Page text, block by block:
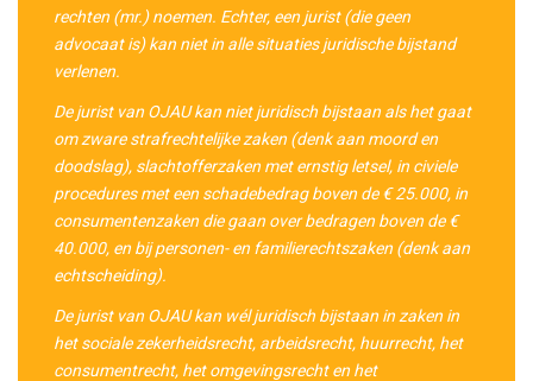
rechten (mr.) noemen. Echter, een jurist (die geen
advocaat is) kan niet in alle situaties juridische bijstand
verlenen.
De jurist van OJAU kan niet juridisch bijstaan als het gaat
om zware strafrechtelijke zaken (denk aan moord en
doodslag), slachtofferzaken met ernstig letsel, in civiele
procedures met een schadebedrag boven de € 25.000, in
consumentenzaken die gaan over bedragen boven de €
40.000, en bij personen- en familierechtszaken (denk aan
echtscheiding).
De jurist van OJAU kan wél juridisch bijstaan in zaken in
het sociale zekerheidsrecht, arbeidsrecht, huurrecht, het
consumentrecht, het omgevingsrecht en het